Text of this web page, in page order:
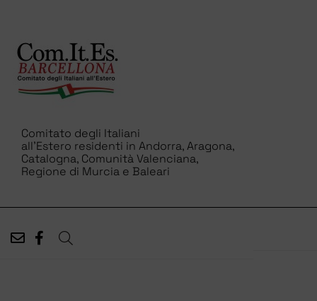
Comitato degli Italiani
all’Estero residenti in Andorra, Aragona,
Catalogna, Comunità Valenciana,
Regione di Murcia e Baleari